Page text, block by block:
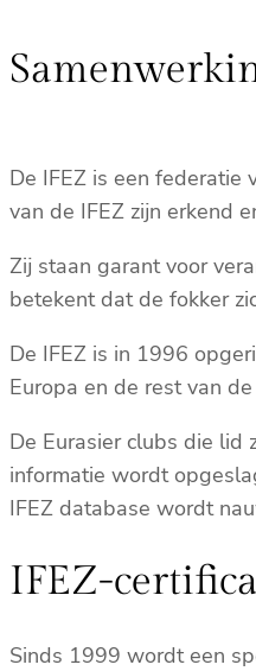
De IFEZ is een federatie
van de IFEZ zijn erkend
Zij staan garant voor
betekent dat de fokker
De IFEZ is in 1996
Europa en de rest van
De Eurasier clubs die lid
informatie wordt
IFEZ database wordt
IFEZ-
Sinds 1999 wordt een